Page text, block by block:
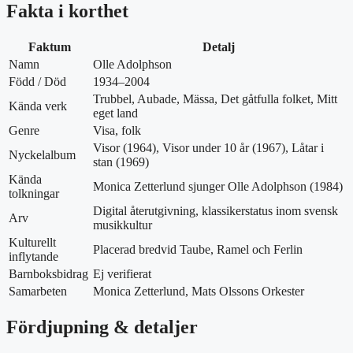
Fakta i korthet
Faktum
Detalj
Namn
Olle Adolphson
Född / Död
1934–2004
Kända verk
Trubbel, Aubade, Mässa, Det gåtfulla folket, Mitt
eget land
Genre
Visa, folk
Nyckelalbum
Visor (1964), Visor under 10 år (1967), Låtar i
stan (1969)
Kända
tolkningar
Monica Zetterlund sjunger Olle Adolphson (1984)
Arv
Digital återutgivning, klassikerstatus inom svensk
musikkultur
Kulturellt
inflytande
Placerad bredvid Taube, Ramel och Ferlin
Barnboksbidrag Ej verifierat
Samarbeten
Monica Zetterlund, Mats Olssons Orkester
Fördjupning & detaljer